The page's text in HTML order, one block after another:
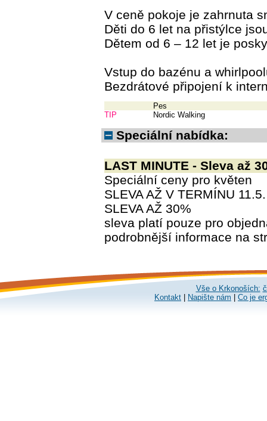
V ceně pokoje je zahrnuta
Děti do 6 let na přistýlce
Dětem od 6 – 12 let je
Vstup do bazénu a
Bezdrátové připojení k
Pes
TIP
Nordic Walking
Speciální nabídka:
LAST MINUTE - Sleva až
Speciální ceny pro květen
SLEVA AŽ V TERMÍNU
SLEVA AŽ 30%
sleva platí pouze pro
podrobnější informace na
Vše o Krkonoších:
Kontakt
Napište nám Co je